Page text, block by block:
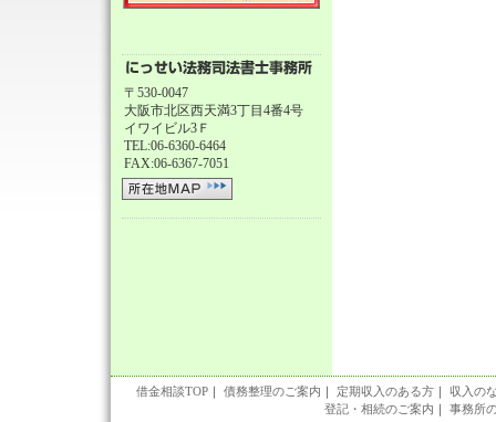
〒530‐0047
大阪市北区西天満3丁目4番4号
イワイビル3Ｆ
TEL:06-6360-6464
FAX:06-6367-7051
借金相談TOP ｜ 債務整理のご案内 ｜ 定期収入のある方 ｜ 収入の
登記・相続のご案内 ｜ 事務所